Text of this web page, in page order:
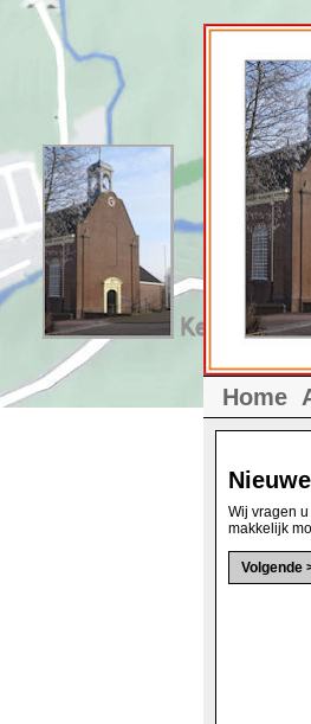
Home
Wij vragen
makkelijk